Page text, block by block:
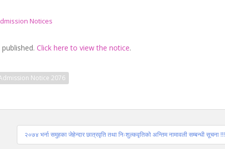
Notices
Click here to view the notice.
Notice 2076
२०७४ भर्ना समुहका जेहेन्दार छात्रवृति तथा निःशुल्कवृतिको अन्तिम नामावली सम्बन्धी सूचना !!!